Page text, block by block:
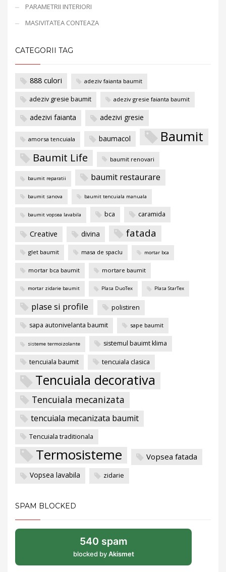
PARAMETRII INTERIORI
MASIVITATEA CONTEAZA
CATEGORII TAG
888 culori adeziv faianta baumit
adeziv gresie baumit adeziv gresie faianta baumit
adezivi faianta adezivi gresie
amorsa tencuiala baumacol Baumit
Baumit Life baumit renovari
baumit reparatii baumit restaurare
baumit sanova baumit tencuiala manuala
baumit vopsea lavabila bca caramida
Creative divina fatada
glet baumit masa de spaclu mortar bca
mortar bca baumit mortare baumit
mortar zidarie baumit Plasa DuoTex Plasa StarTex
plase si profile polistiren
sapa autonivelanta baumit sape baumit
sisteme termoizolante sistemul bauimt klima
tencuiala baumit tencuiala clasica
Tencuiala decorativa
Tencuiala mecanizata
tencuiala mecanizata baumit
Tencuiala traditionala
Termosisteme Vopsea fatada
Vopsea lavabila zidarie
SPAM BLOCKED
540 spam
blocked byAkismet